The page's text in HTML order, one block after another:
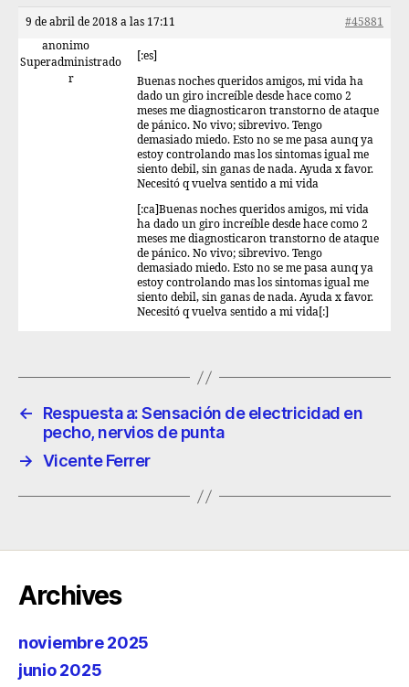
9 de abril de 2018 a las 17:11
#45881
anonimo
Superadministrado
r
[:es]
Buenas noches queridos amigos, mi vida ha
dado un giro increíble desde hace como 2
meses me diagnosticaron transtorno de ataque
de pánico. No vivo; sibrevivo. Tengo
demasiado miedo. Esto no se me pasa aunq ya
estoy controlando mas los sintomas igual me
siento debil, sin ganas de nada. Ayuda x favor.
Necesitó q vuelva sentido a mi vida
[:ca]Buenas noches queridos amigos, mi vida
ha dado un giro increíble desde hace como 2
meses me diagnosticaron transtorno de ataque
de pánico. No vivo; sibrevivo. Tengo
demasiado miedo. Esto no se me pasa aunq ya
estoy controlando mas los sintomas igual me
siento debil, sin ganas de nada. Ayuda x favor.
Necesitó q vuelva sentido a mi vida[:]
←
Respuesta a: Sensación de electricidad en
pecho, nervios de punta
→ Vicente Ferrer
Archives
noviembre 2025
junio 2025